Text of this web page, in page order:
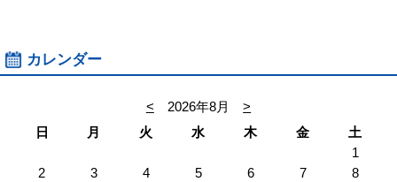
カレンダー
< 2026年8月
>
日
月 火 水 木 金
土
1
2
3 4 5 6 7
8